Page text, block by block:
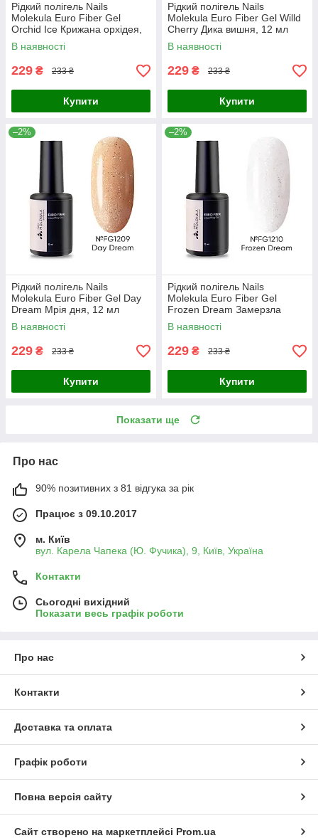
Рідкий полігель Nails
Molekula Euro Fiber Gel
Orchid Ice Крижана орхідея,
12 мл
В наявності
229 ₴ 233 ₴
Купити
Рідкий полігель Nails
Molekula Euro Fiber Gel Willd
Cherry Дика вишня, 12 мл
В наявності
229 ₴ 233 ₴
Купити
–2%
Рідкий полігель Nails
Molekula Euro Fiber Gel Day
Dream Мрія дня, 12 мл
В наявності
229 ₴ 233 ₴
Купити
–2%
Рідкий полігель Nails
Molekula Euro Fiber Gel
Frozen Dream Замерзла
мрія, 12 мл
В наявності
229 ₴ 233 ₴
Купити
Показати ще
Про нас
90% позитивних з 81 відгука за рік
Працює з 09.10.2017
м. Київ
вул. Карела Чапека (Ю. Фучика), 9, Київ, Україна
Контакти
Сьогодні вихідний
Показати весь графік роботи
Про нас
Контакти
Доставка та оплата
Графік роботи
Повна версія сайту
Сайт створено на маркетплейсі Prom.ua